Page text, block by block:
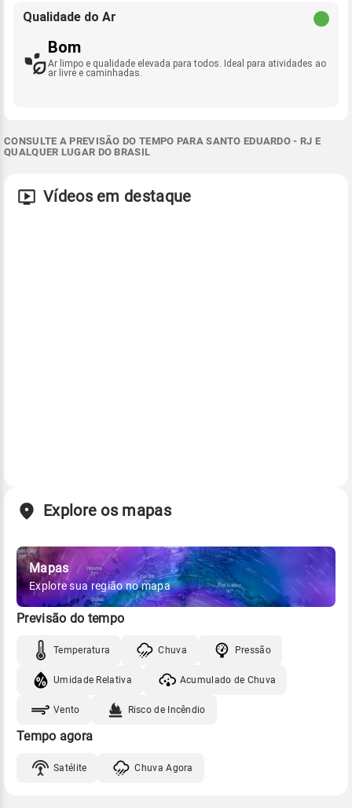
Qualidade do Ar
Bom
Ar limpo e qualidade elevada para todos. Ideal para atividades ao
ar livre e caminhadas.
CONSULTE A PREVISÃO DO TEMPO PARA SANTO EDUARDO - RJ E
QUALQUER LUGAR DO BRASIL
Vídeos em destaque
Explore os mapas
Mapas
Explore sua região no mapa
Previsão do tempo
Temperatura Chuva Pressão
Umidade Relativa Acumulado de Chuva
Vento Risco de Incêndio
Tempo agora
Satélite Chuva Agora